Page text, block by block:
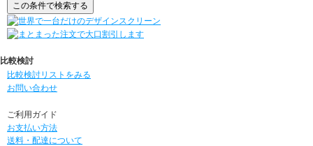
比較検討
比較検討リストをみる
お問い合わせ
ご利用ガイド
お支払い方法
送料・配達について